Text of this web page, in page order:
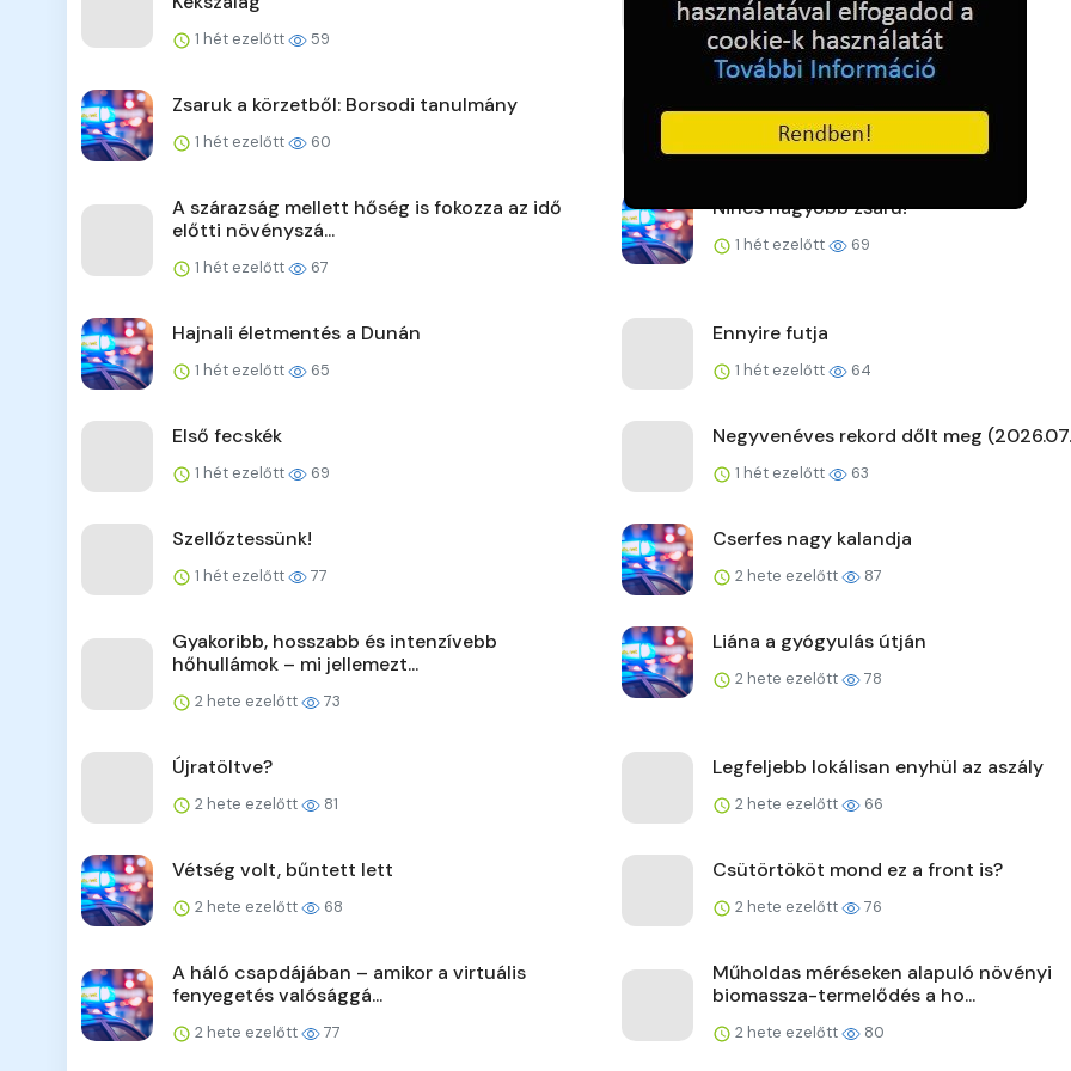
1 hét ezelőtt 59
1 hét ezelőtt 59
Zsaruk a körzetből: Borsodi tanulmány
1 hét ezelőtt 60
A kemence előtt
1 hét ezelőtt 66
A szárazság mellett hőség is fokozza az idő
előtti növényszá...
1 hét ezelőtt 67
Nincs nagyobb zsaru!
1 hét ezelőtt 69
Hajnali életmentés a Dunán
1 hét ezelőtt 65
Ennyire futja
1 hét ezelőtt 64
Első fecskék
1 hét ezelőtt 69
Negyvenéves rekord dőlt meg
1 hét ezelőtt 63
Szellőztessünk!
1 hét ezelőtt 77
Cserfes nagy kalandja
2 hete ezelőtt 87
Gyakoribb, hosszabb és intenzívebb
hőhullámok – mi jellemezt...
2 hete ezelőtt 73
Liána a gyógyulás útján
2 hete ezelőtt 78
Újratöltve?
2 hete ezelőtt 81
Legfeljebb lokálisan enyhül az aszály
2 hete ezelőtt 66
Vétség volt, bűntett lett
2 hete ezelőtt 68
Csütörtököt mond ez a front is?
2 hete ezelőtt 76
A háló csapdájában – amikor a virtuális
fenyegetés valósággá...
2 hete ezelőtt 77
Műholdas méréseken alapuló növényi
biomassza-termelődés a ho...
2 hete ezelőtt 80